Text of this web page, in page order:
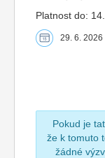
Platnost do:
29. 6. 2026
Pokud je
že k tomuto
žádné